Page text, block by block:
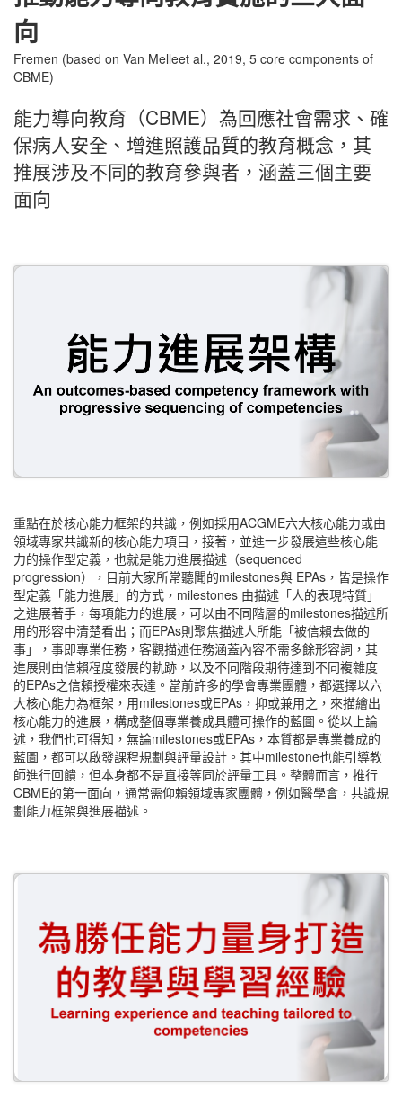
向
Fremen (based on Van Melleet al., 2019, 5 core components of
CBME)
能力導向教育（CBME）為回應社會需求、確
保病人安全、增進照護品質的教育概念，其
推展涉及不同的教育參與者，涵蓋三個主要
面向
重點在於核心能力框架的共識，例如採用ACGME六大核心能力或由
領域專家共識新的核心能力項目，接著，並進一步發展這些核心能
力的操作型定義，也就是能力進展描述（sequenced
progression），目前大家所常聽聞的milestones與 EPAs，皆是操作
型定義「能力進展」的方式，milestones 由描述「人的表現特質」
之進展著手，每項能力的進展，可以由不同階層的milestones描述所
用的形容中清楚看出；而EPAs則聚焦描述人所能「被信賴去做的
事」，事即專業任務，客觀描述任務涵蓋內容不需多餘形容詞，其
進展則由信賴程度發展的軌跡，以及不同階段期待達到不同複雜度
的EPAs之信賴授權來表達。當前許多的學會專業團體，都選擇以六
大核心能力為框架，用milestones或EPAs，抑或兼用之，來描繪出
核心能力的進展，構成整個專業養成具體可操作的藍圖。從以上論
述，我們也可得知，無論milestones或EPAs，本質都是專業養成的
藍圖，都可以啟發課程規劃與評量設計。其中milestone也能引導教
師進行回饋，但本身都不是直接等同於評量工具。整體而言，推行
CBME的第一面向，通常需仰賴領域專家團體，例如醫學會，共識規
劃能力框架與進展描述。